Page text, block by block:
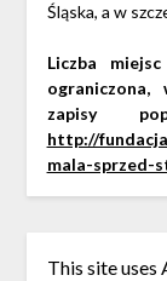
Śląska, a w
Liczba
ograniczona,
zapisy
http://
mala-sprzed-
This site uses